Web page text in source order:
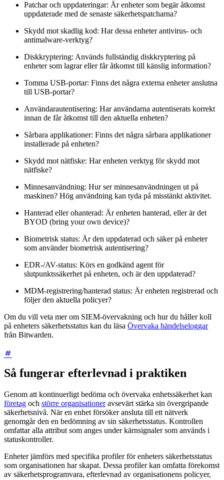
Patchar och uppdateringar: Är enheter som begär åtkomst
uppdaterade med de senaste säkerhetspatcharna?
Skydd mot skadlig kod: Har dessa enheter antivirus- och
antimalware-verktyg?
Diskkryptering: Används fullständig diskkryptering på
enheter som lagrar eller får åtkomst till känslig information?
Tomma USB-portar: Finns det några externa enheter anslutna
till USB-portar?
Användarautentisering: Har användarna autentiserats korrekt
innan de får åtkomst till den aktuella enheten?
Sårbara applikationer: Finns det några sårbara applikationer
installerade på enheten?
Skydd mot nätfiske: Har enheten verktyg för skydd mot
nätfiske?
Minnesanvändning: Hur ser minnesanvändningen ut på
maskinen? Hög användning kan tyda på misstänkt aktivitet.
Hanterad eller ohanterad: Är enheten hanterad, eller är det
BYOD (bring your own device)?
Biometrisk status: Är den uppdaterad och säker på enheter
som använder biometrisk autentisering?
EDR-/AV-status: Körs en godkänd agent för
slutpunktssäkerhet på enheten, och är den uppdaterad?
MDM-registrering/hanterad status: Är enheten registrerad och
följer den aktuella policyer?
Om du vill veta mer om SIEM-övervakning och hur du håller koll
på enheters säkerhetsstatus kan du läsa Övervaka händelseloggar
från Bitwarden.
Så fungerar efterlevnad i praktiken
Genom att kontinuerligt bedöma och övervaka enhetssäkerhet kan
företag och större organisationeravsevärt stärka sin övergripande
säkerhetsnivå. När en enhet försöker ansluta till ett nätverk
genomgår den en bedömning av sin säkerhetsstatus. Kontrollen
omfattar alla attribut som anges under kärnsignaler som används i
statuskontroller.
Enheter jämförs med specifika profiler för enheters säkerhetsstatus
som organisationen har skapat. Dessa profiler kan omfatta förekomst
av säkerhetsprogramvara, efterlevnad av organisationens policyer,